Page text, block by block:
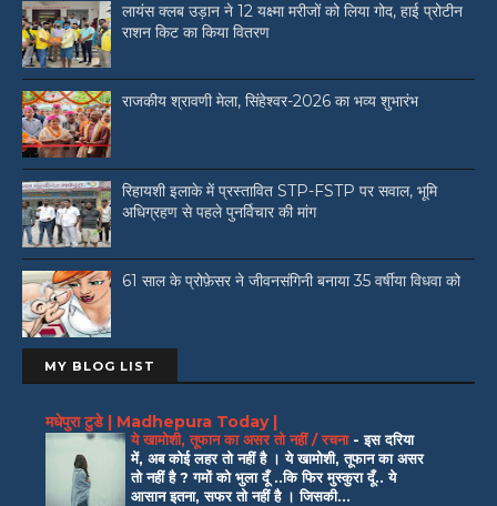
लायंस क्लब उड़ान ने 12 यक्ष्मा मरीजों को लिया गोद, हाई प्रोटीन
राशन किट का किया वितरण
राजकीय श्रावणी मेला, सिंहेश्वर-2026 का भव्य शुभारंभ
रिहायशी इलाके में प्रस्तावित STP-FSTP पर सवाल, भूमि
अधिग्रहण से पहले पुनर्विचार की मांग
61 साल के प्रोफ़ेसर ने जीवनसंगिनी बनाया 35 वर्षीया विधवा को
MY BLOG LIST
मधेपुरा टुडे | Madhepura Today |
ये खामोशी, तूफान का असर तो नहीं / रचना -इस दरिया
में, अब कोई लहर तो नहीं है । ये खामोशी, तूफान का असर
तो नहीं है ? गमों को भुला दूँ ..कि फिर मुस्कुरा दूँ.. ये
आसान इतना, सफर तो नहीं है । जिसकी...